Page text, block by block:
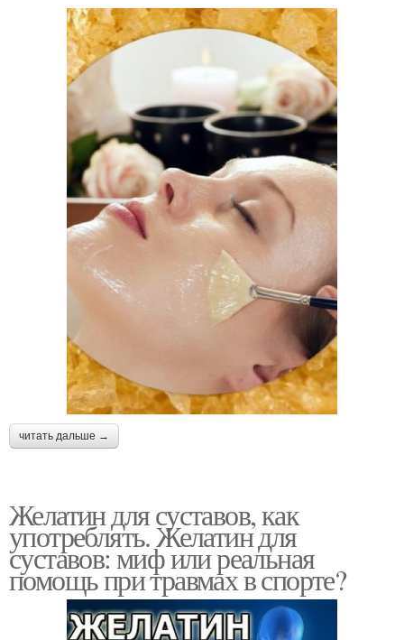
читать дальше →
Желатин для суставов, как
употреблять. Желатин для
суставов: миф или реальная
помощь при травмах в спорте?